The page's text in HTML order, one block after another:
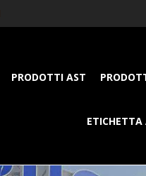
PRODOTTI AST